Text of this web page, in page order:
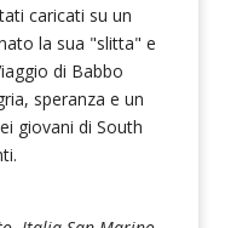
caricati su un
la sua "slitta" e
di Babbo
speranza e un
giovani di South